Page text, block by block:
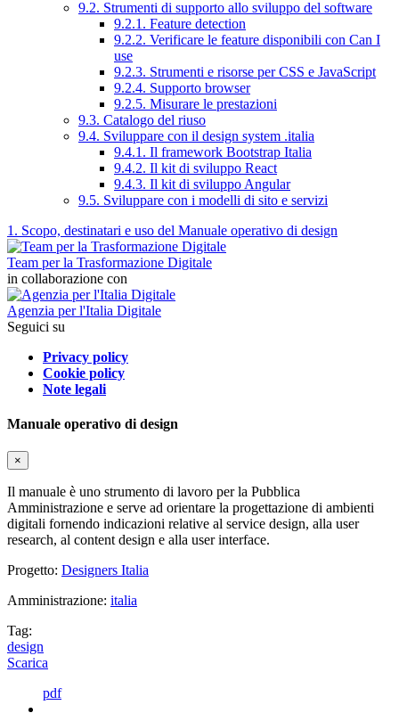
9.2. Strumenti di supporto allo sviluppo del software
9.2.1. Feature detection
9.2.2. Verificare le feature disponibili con Can I
use
9.2.3. Strumenti e risorse per CSS e JavaScript
9.2.4. Supporto browser
9.2.5. Misurare le prestazioni
9.3. Catalogo del riuso
9.4. Sviluppare con il design system .italia
9.4.1. Il framework Bootstrap Italia
9.4.2. Il kit di sviluppo React
9.4.3. Il kit di sviluppo Angular
9.5. Sviluppare con i modelli di sito e servizi
1. Scopo, destinatari e uso del Manuale operativo di design
Team per la Trasformazione Digitale
in collaborazione con
Agenzia per l'Italia Digitale
Seguici su
Privacy policy
Cookie policy
Note legali
Manuale operativo di design
×
Il manuale è uno strumento di lavoro per la Pubblica
Amministrazione e serve ad orientare la progettazione di ambienti
digitali fornendo indicazioni relative al service design, alla user
research, al content design e alla user interface.
Progetto: Designers Italia
Amministrazione: italia
Tag:
design
Scarica
pdf